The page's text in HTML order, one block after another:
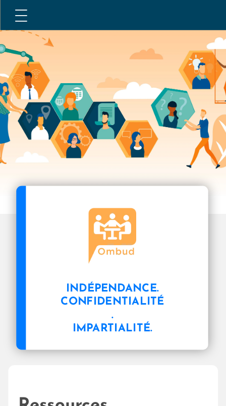
INDÉPENDANCE.
CONFIDENTIALITÉ
.
IMPARTIALITÉ.
Acceuil
Mieux connaitre l'ombud
Valeurs
Mandat
Services
Biographie
Ressources
Contacter
L'ombud